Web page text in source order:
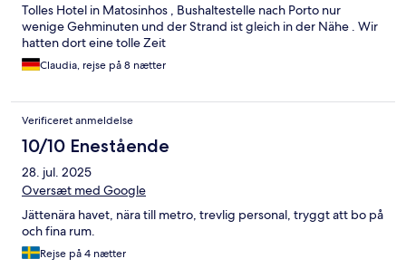
Tolles Hotel in Matosinhos , Bushaltestelle nach Porto nur
wenige Gehminuten und der Strand ist gleich in der Nähe . Wir
hatten dort eine tolle Zeit
Claudia, rejse på 8 nætter
Verificeret anmeldelse
10/10 Enestående
28. jul. 2025
Oversæt med Google
Jättenära havet, nära till metro, trevlig personal, tryggt att bo på
och fina rum.
Rejse på 4 nætter